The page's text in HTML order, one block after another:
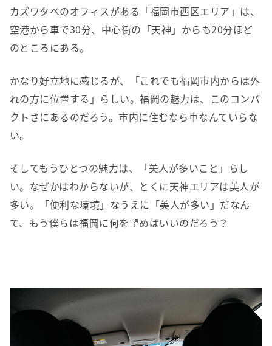
カズワタベのオフィスがある「福岡市西区エリア」は、
空港から車で30分、中心街の「天神」からも20分ほど
のところにある。
かなり好立地に感じるが、「これでも福岡市内からは外
れの方に位置する」らしい。福岡の魅力は、このコンパ
クトさにあるのだろう。市内に住むなら車なんていらな
い。
そしてもうひとつの魅力は、「美人が多いこと」らし
い。なぜかはわからないが、とくに天神エリアは美人が
多い。「便利な環境」なうえに「美人が多い」だなん
て、もう僕らは福岡に何を望めばいいのだろう？